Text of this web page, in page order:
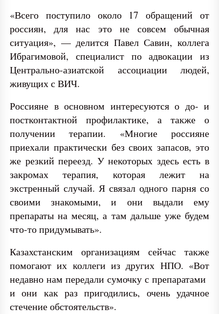
«Всего поступило около 17 обращений от
россиян, для нас это не совсем обычная
ситуация», — делится Павел Савин, коллега
Ибрагимовой, специалист по адвокации из
Центрально-азиатской ассоциации людей,
живущих с ВИЧ.
Россияне в основном интересуются о до- и
постконтактной профилактике, а также о
получении терапии. «Многие россияне
приехали практически без своих запасов, это
же резкий переезд. У некоторых здесь есть в
закромах терапия, которая лежит на
экстренный случай. Я связал одного парня со
своими знакомыми, и они выдали ему
препараты на месяц, а там дальше уже будем
что-то придумывать».
Казахстанским организациям сейчас также
помогают их коллеги из других НПО. «Вот
недавно нам передали сумочку с препаратами
и они как раз пригодились, очень удачное
стечение обстоятельств».